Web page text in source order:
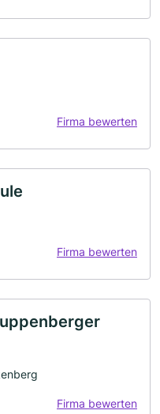
Firma bewerten
Firma bewerten
Firma bewerten